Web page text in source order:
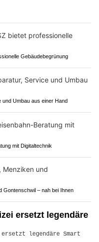
Gebäudebegrünung
Umbau aus einer Hand
mit Digitaltechnik
Gontenschwil – nah bei Ihnen
ersetzt legendäre